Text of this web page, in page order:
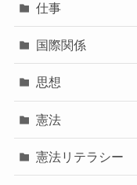
仕事
国際関係
思想
憲法
憲法リテラシー